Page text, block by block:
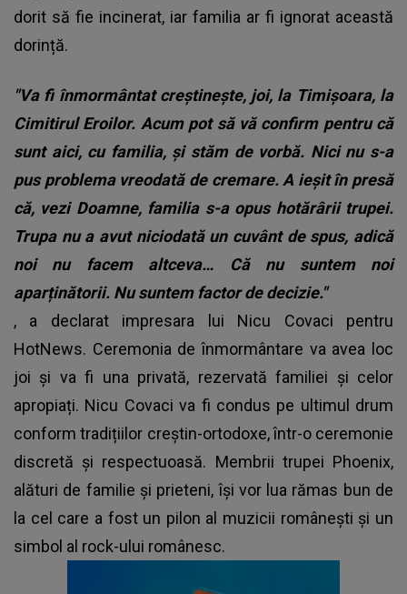
dorit să fie incinerat, iar familia ar fi ignorat această
dorință.
"Va fi înmormântat creștinește, joi, la Timișoara, la
Cimitirul Eroilor. Acum pot să vă confirm pentru că
sunt aici, cu familia, și stăm de vorbă. Nici nu s-a
pus problema vreodată de cremare. A ieșit în presă
că, vezi Doamne, familia s-a opus hotărârii trupei.
Trupa nu a avut niciodată un cuvânt de spus, adică
noi nu facem altceva… Că nu suntem noi
aparținătorii. Nu suntem factor de decizie."
, a declarat impresara lui Nicu Covaci pentru
HotNews. Ceremonia de înmormântare va avea loc
joi și va fi una privată, rezervată familiei și celor
apropiați. Nicu Covaci va fi condus pe ultimul drum
conform tradițiilor creștin-ortodoxe, într-o ceremonie
discretă și respectuoasă. Membrii trupei Phoenix,
alături de familie și prieteni, își vor lua rămas bun de
la cel care a fost un pilon al muzicii românești și un
simbol al rock-ului românesc.